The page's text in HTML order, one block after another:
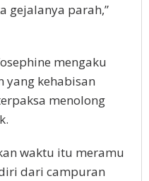
gejalanya parah,”
mengaku
yang kehabisan
menolong
waktu itu meramu
dari campuran